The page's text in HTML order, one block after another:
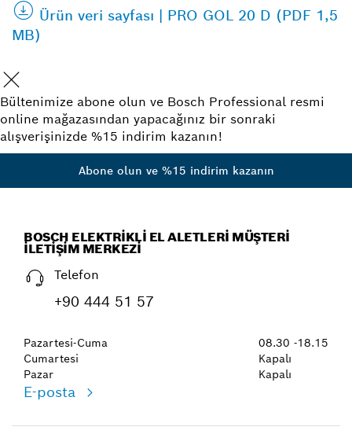
Ürün veri sayfası | PRO GOL 20 D (PDF 1,5
MB)
Bültenimize abone olun ve Bosch Professional resmi
online mağazasından yapacağınız bir sonraki
alışverişinizde %15 indirim kazanın!
Abone olun ve %15 indirim kazanın
BOSCH ELEKTRIKLI EL ALETLERI MÜŞTERI
İLETIŞIM MERKEZI
Telefon
+90 444 51 57
Pazartesi-Cuma
Cumartesi
Pazar
08.30 -18.15
Kapalı
Kapalı
E-posta